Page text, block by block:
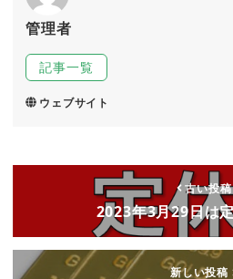
管理者
記事一覧
ウェブサイト
古い投稿
2023年3月29日は定
新しい投稿